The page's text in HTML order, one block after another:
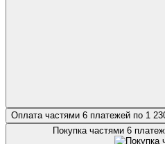
Оплата частями 6 платежей по 1
Покупка частями 6